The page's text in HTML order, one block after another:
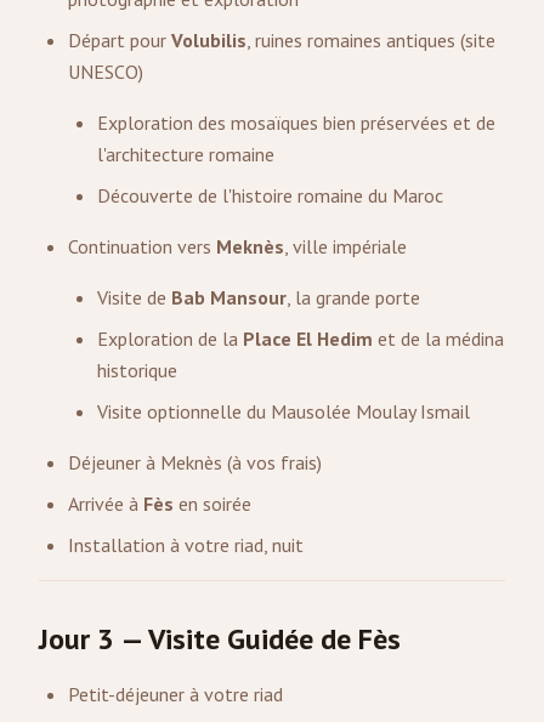
Départ pour Volubilis, ruines romaines antiques (site
UNESCO)
Exploration des mosaïques bien préservées et de
l'architecture romaine
Découverte de l'histoire romaine du Maroc
Continuation vers Meknès, ville impériale
Visite de Bab Mansour, la grande porte
Exploration de la Place El Hedim et de la médina
historique
Visite optionnelle du Mausolée Moulay Ismail
Déjeuner à Meknès (à vos frais)
Arrivée à Fès en soirée
Installation à votre riad, nuit
Jour 3 — Visite Guidée de Fès
Petit-déjeuner à votre riad